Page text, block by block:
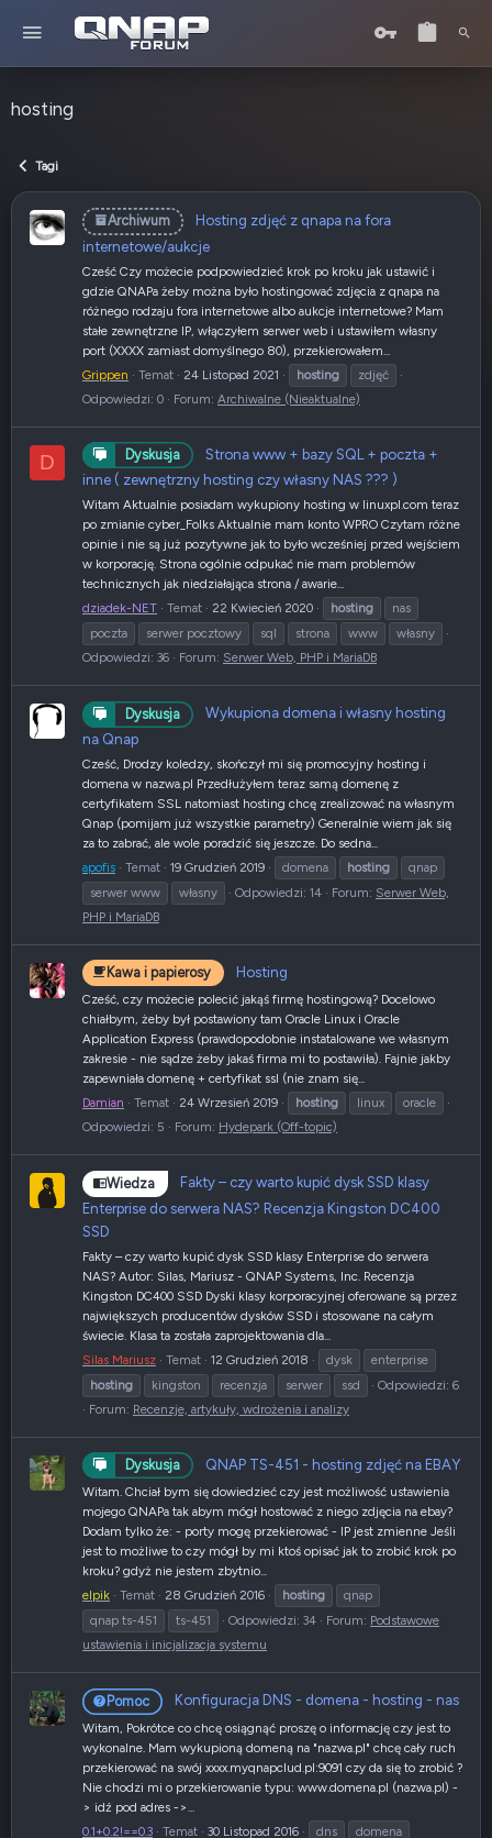
hosting
Tagi
Archiwum
Hosting zdjęć z qnapa na fora
internetowe/aukcje
Cześć Czy możecie podpowiedzieć krok po kroku jak ustawić i
gdzie QNAPa żeby można było hostingować zdjęcia z qnapa na
różnego rodzaju fora internetowe albo aukcje internetowe? Mam
stałe zewnętrzne IP, włączyłem serwer web i ustawiłem własny
port (XXXX zamiast domyślnego 80), przekierowałem...
Grippen
Temat 24 Listopad 2021 hosting
zdjęć
Odpowiedzi: 0
Forum: Archiwalne (Nieaktualne)
D Dyskusja
Strona www + bazy SQL + poczta +
inne ( zewnętrzny hosting czy własny NAS ??? )
Witam Aktualnie posiadam wykupiony hosting w linuxpl.com teraz
po zmianie cyber_Folks Aktualnie mam konto WPRO Czytam różne
opinie i nie są już pozytywne jak to było wcześniej przed wejściem
w korporację. Strona ogólnie odpukać nie mam problemów
technicznych jak niedziałająca strona / awarie...
dziadek-NET
Temat 22 Kwiecień 2020 hosting
nas
poczta
serwer pocztowy sql strona www
własny
Odpowiedzi: 36
Forum: Serwer Web, PHP i MariaDB
Dyskusja
Wykupiona domena i własny hosting
na Qnap
Cześć, Drodzy koledzy, skończył mi się promocyjny hosting i
domena w nazwa.pl Przedłużyłem teraz samą domenę z
certyfikatem SSL natomiast hosting chcę zrealizować na własnym
Qnap (pomijam już wszystkie parametry) Generalnie wiem jak się
za to zabrać, ale wole poradzić się jeszcze. Do sedna...
apofis
Temat 19 Grudzień 2019 domena hosting
qnap
serwer www
własny Odpowiedzi: 14 Forum: Serwer Web,
PHP i MariaDB
Kawa i papierosy Hosting
Cześć, czy możecie polecić jakąś firmę hostingową? Docelowo
chiałbym, żeby był postawiony tam Oracle Linux i Oracle
Application Express (prawdopodobnie instatalowane we własnym
zakresie - nie sądze żeby jakaś firma mi to postawiła). Fajnie jakby
zapewniała domenę + certyfikat ssl (nie znam się...
Damian
Temat 24 Wrzesień 2019 hosting linux
oracle
Odpowiedzi: 5
Forum: Hydepark (Off-topic)
Wiedza
Fakty – czy warto kupić dysk SSD klasy
Enterprise do serwera NAS? Recenzja Kingston DC400
SSD
Fakty – czy warto kupić dysk SSD klasy Enterprise do serwera
NAS? Autor: Silas, Mariusz - QNAP Systems, Inc. Recenzja
Kingston DC400 SSD Dyski klasy korporacyjnej oferowane są przez
największych producentów dysków SSD i stosowane na całym
świecie. Klasa ta została zaprojektowania dla...
Silas Mariusz
Temat 12 Grudzień 2018 dysk
enterprise
hosting
kingston recenzja serwer ssd
Odpowiedzi: 6
Forum: Recenzje, artykuły, wdrożenia i analizy
Dyskusja QNAP TS-451 - hosting zdjęć na EBAY
Witam. Chciał bym się dowiedzieć czy jest możliwość ustawienia
mojego QNAPa tak abym mógł hostować z niego zdjęcia na ebay?
Dodam tylko że: - porty mogę przekierować - IP jest zmienne Jeśli
jest to możliwe to czy mógł by mi ktoś opisać jak to zrobić krok po
kroku? gdyż nie jestem zbytnio...
elpik
Temat 28 Grudzień 2016 hosting
qnap
qnap ts-451
ts-451 Odpowiedzi: 34 Forum: Podstawowe
ustawienia i inicjalizacja systemu
Pomoc Konfiguracja DNS - domena - hosting - nas
Witam, Pokrótce co chcę osiągnąć proszę o informację czy jest to
wykonalne. Mam wykupioną domeną na "nazwa.pl" chcę cały ruch
przekierować na swój xxxx.myqnapclud.pl:9091 czy da się to zrobić ?
Nie chodzi mi o przekierowanie typu: www.domena.pl (nazwa.pl) -
> idź pod adres ->...
0.1+0.2!==0.3
Temat 30 Listopad 2016 dns
domena